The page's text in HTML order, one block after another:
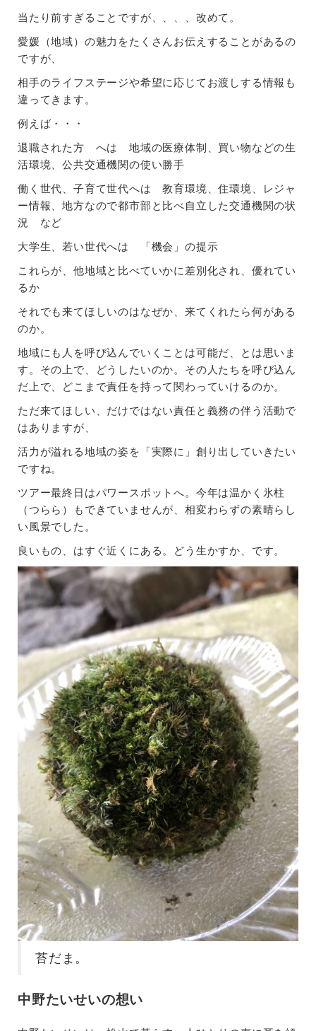
当たり前すぎることですが、、、、改めて。
愛媛（地域）の魅力をたくさんお伝えすることがあるの
ですが、
相手のライフステージや希望に応じてお渡しする情報も
違ってきます。
例えば・・・
退職された方 へは 地域の医療体制、買い物などの生
活環境、公共交通機関の使い勝手
働く世代、子育て世代へは 教育環境、住環境、レジャ
ー情報、地方なので都市部と比べ自立した交通機関の状
況 など
大学生、若い世代へは 「機会」の提示
これらが、他地域と比べていかに差別化され、優れてい
るか
それでも来てほしいのはなぜか、来てくれたら何がある
のか。
地域にも人を呼び込んでいくことは可能だ、とは思いま
す。その上で、どうしたいのか。その人たちを呼び込ん
だ上で、どこまで責任を持って関わっていけるのか。
ただ来てほしい、だけではない責任と義務の伴う活動で
はありますが、
活力が溢れる地域の姿を「実際に」創り出していきたい
ですね。
ツアー最終日はパワースポットへ。今年は温かく氷柱
（つらら）もできていませんが、相変わらずの素晴らし
い風景でした。
良いもの、はすぐ近くにある。どう生かすか、です。
苔だま。
中野たいせいの想い